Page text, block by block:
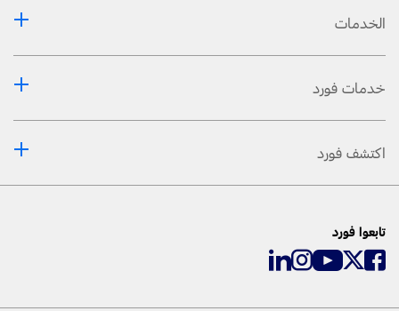
الخدمات
خدمات فورد
اكتشف فورد
تابعوا فورد